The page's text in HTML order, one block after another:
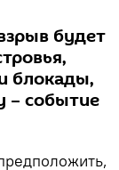
будет
блокады,
– событие